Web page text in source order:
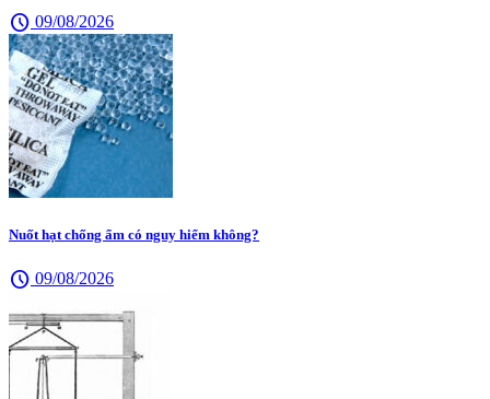
schedule 09/08/2026
Nuốt hạt chống ẩm có nguy hiểm không?
schedule 09/08/2026